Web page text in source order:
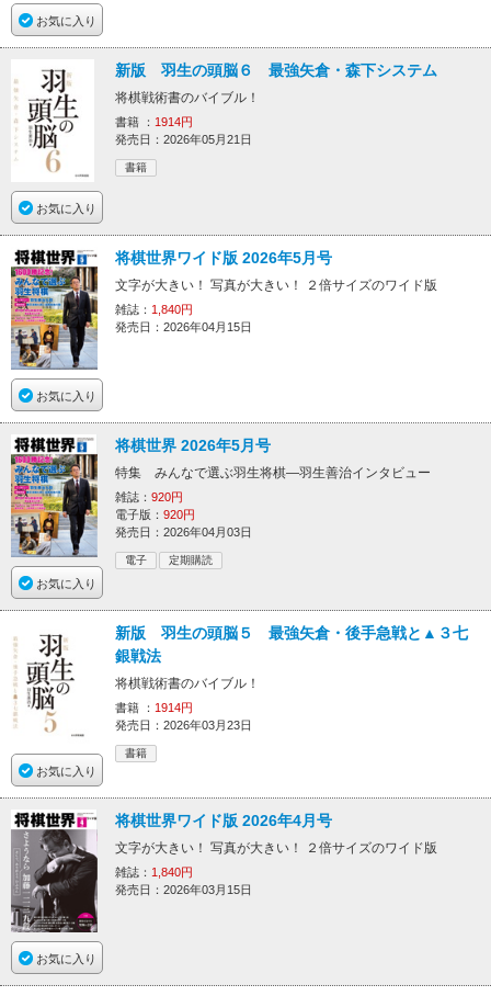
お気に入り
お気に入り
新版 羽生の頭脳６ 最強矢倉・森下システム
将棋戦術書のバイブル！
書籍 ： 1914円
発売日：2026年05月21日
書籍
お気に入り
将棋世界ワイド版 2026年5月号
文字が大きい！ 写真が大きい！ ２倍サイズのワイド版
雑誌： 1,840円
発売日：2026年04月15日
お気に入り
将棋世界 2026年5月号
特集 みんなで選ぶ羽生将棋―羽生善治インタビュー
雑誌： 920円
電子版： 920円
発売日：2026年04月03日
電子 定期購読
お気に入り
新版 羽生の頭脳５ 最強矢倉・後手急戦と▲３七
銀戦法
将棋戦術書のバイブル！
書籍 ： 1914円
発売日：2026年03月23日
書籍
お気に入り
将棋世界ワイド版 2026年4月号
文字が大きい！ 写真が大きい！ ２倍サイズのワイド版
雑誌： 1,840円
発売日：2026年03月15日